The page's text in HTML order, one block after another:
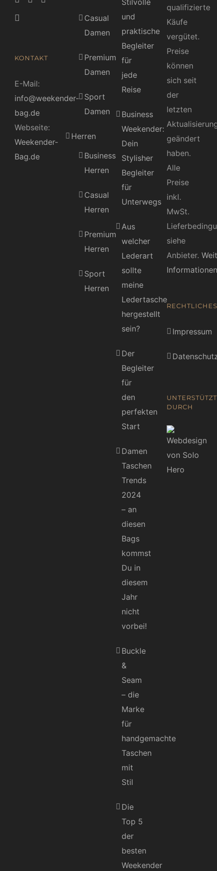
KONTAKT
E-Mail:
info@weekender-
bag.de
Webseite:
Weekender-
Bag.de
Casual
Damen
Premium
Damen
Sport
Damen
Herren
Business
Herren
Casual
Herren
Premium
Herren
Sport
Herren
Stilvolle
und
praktische
Begleiter
für
jede
Reise
Business
Weekender:
Dein
Stylisher
Begleiter
für
Unterwegs
Aus
welcher
Lederart
sollte
meine
Ledertasche
hergestellt
sein?
Der
Begleiter
für
den
perfekten
Start
Damen
Taschen
Trends
2024
– an
diesen
Bags
kommst
Du in
diesem
Jahr
nicht
vorbei!
Buckle
&
Seam
– die
Marke
für
handgemachte
Taschen
mit
Stil
Die
Top 5
der
besten
Weekender
qualifizierte
Käufe
vergütet.
Preise
können
sich seit
der
letzten
geändert
haben.
Alle
Preise
inkl.
MwSt.
siehe
Anbieter.
Informationen
RECHTLICHES
Impressum
UNTERSTÜTZT
DURCH